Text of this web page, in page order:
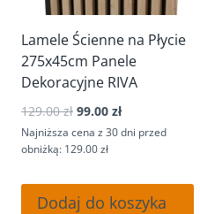
Lamele Ścienne na Płycie
275x45cm Panele
Dekoracyjne RIVA
129.00zł Pierwotna
cena
wynosiła:
99.00 złAktualna
cena
Najniższa cena z 30 dni przed
obniżką: 129.00 zł
Dodaj do koszyka